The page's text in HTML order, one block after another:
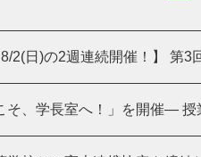
8/2(日)の2週連続開催！】 第
そ、学長室へ！」を開催―